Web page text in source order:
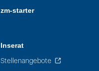
zm-starter
Inserat
Stellenangebote